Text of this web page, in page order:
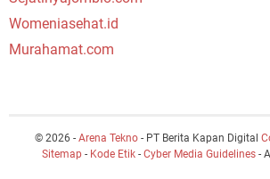
Womeniasehat.id
Murahamat.com
© 2026 - Arena Tekno- PT Berita Kapan Digital
Sitemap - Kode Etik - Cyber Media Guidelines -